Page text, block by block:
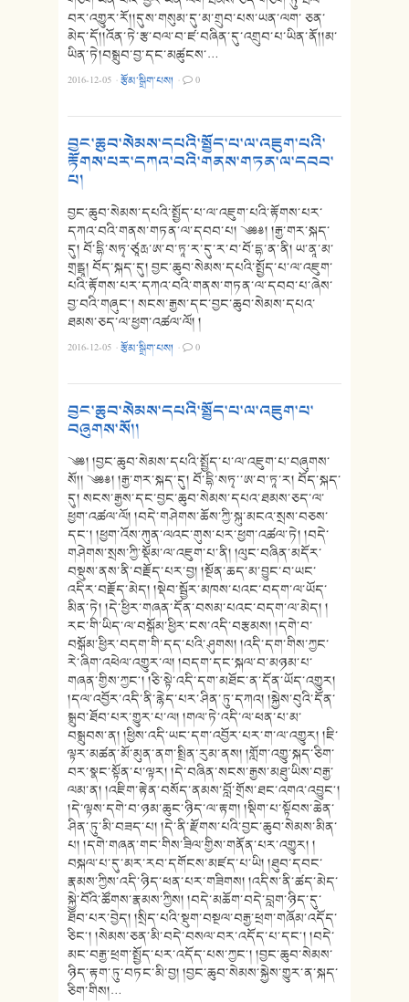
བར་འགྱུར་རོ།།དུས་གསུམ་དུ་མ་གྲུབ་པས་ཡན་ལག་ ཅན་
མེད་དོ།།འོན་ཏེ་རྩ་བལ་བ་ཛ་བཞིན་དུ་འགྲུབ་པ་ཡིན་ནོ།།མ་
ཡིན་ཏེ།བསྒྲུབ་བྱ་དང་མཚུངས་…
2016-12-05 ·རྩོམ་སྒྲིག་པས། · 0
བྱང་ཆུབ་སེམས་དཔའི་སྤྱོད་པ་ལ་འཇུག་པའི་
རྟོགས་པར་དཀའ་བའི་གནས་གཏན་ལ་དབབ་
པ།
བྱང་ཆུབ་སེམས་དཔའི་སྤྱོད་པ་ལ་འཇུག་པའི་རྟོགས་པར་
དཀའ་བའི་གནས་གཏན་ལ་དབབ་པ། ༄༅༅། །རྒྱ་གར་སྐད་
དུ། བོ་དྷི་སཏྭ་ཙཱརྻ་ཨ་བ་ཏཱ་ར་དུ་ར་བ་བོ་དྷ་ན་ནི། ཡ་ནཱ་མ་
གྲནྠཱ། བོད་སྐད་དུ། བྱང་ཆུབ་སེམས་དཔའི་སྤྱོད་པ་ལ་འཇུག་
པའི་རྟོགས་པར་དཀའ་བའི་གནས་གཏན་ལ་དབབ་པ་ཞེས་
བྱ་བའི་གཞུང༌། སངས་རྒྱས་དང་བྱང་ཆུབ་སེམས་དཔའ་
ཐམས་ཅད་ལ་ཕྱག་འཚལ་ལོ། །
2016-12-05 ·རྩོམ་སྒྲིག་པས། · 0
བྱང་ཆུབ་སེམས་དཔའི་སྤྱོད་པ་ལ་འཇུག་པ་
བཞུགས་སོ།།
༄༅། །བྱང་ཆུབ་སེམས་དཔའི་སྤྱོད་པ་ལ་འཇུག་པ་བཞུགས་
སོ།། ༄༅༅། །རྒྱ་གར་སྐད་དུ། བོ་དྷི་སཏྭ་་ཨ་བ་ཏཱ་ར། བོད་སྐད་
དུ། སངས་རྒྱས་དང་བྱང་ཆུབ་སེམས་དཔའ་ཐམས་ཅད་ལ་
ཕྱག་འཚལ་ལོ། །བདེ་གཤེགས་ཆོས་ཀྱི་སྐུ་མངའ་སྲས་བཅས་
དང༌། །ཕྱག་འོས་ཀུན་ལའང་གུས་པར་ཕྱག་འཚལ་ཏེ། །བདེ་
གཤེགས་སྲས་ཀྱི་སྡོམ་ལ་འཇུག་པ་ནི། །ལུང་བཞིན་མདོར་
བསྡུས་ནས་ནི་བརྗོད་པར་བྱ། །སྔོན་ཆད་མ་བྱུང་བ་ཡང་
འདིར་བརྗོད་མེད། །སྡེབ་སྦྱོར་མཁས་པའང་བདག་ལ་ཡོད་
མིན་ཏེ། །དེ་ཕྱིར་གཞན་དོན་བསམ་པའང་བདག་ལ་མེད། །
རང་གི་ཡིད་ལ་བསྒོམ་ཕྱིར་ངས་འདི་བརྩམས། །དགེ་བ་
བསྒོམ་ཕྱིར་བདག་གི་དད་པའི་ཤུགས། །འདི་དག་གིས་ཀྱང་
རེ་ཞིག་འཕེལ་འགྱུར་ལ། །བདག་དང་སྐལ་བ་མཉམ་པ་
གཞན་གྱིས་ཀྱང༌། །ཅི་སྟེ་འདི་དག་མཐོང་ན་དོན་ཡོད་འགྱུར།
།དལ་འབྱོར་འདི་ནི་རྙེད་པར་ཤིན་ཏུ་དཀའ། །སྐྱེས་བུའི་དོན་
སྒྲུབ་ཐོབ་པར་གྱུར་པ་ལ། །གལ་ཏེ་འདི་ལ་ཕན་པ་མ་
བསྒྲུབས་ན། །ཕྱིས་འདི་ཡང་དག་འབྱོར་པར་ག་ལ་འགྱུར། །ཇི་
ལྟར་མཚན་མོ་མུན་ནག་སྤྲིན་རུམ་ནས། །གློག་འགྱུ་སྐད་ཅིག་
བར་སྣང་སྟོན་པ་ལྟར། །དེ་བཞིན་སངས་རྒྱས་མཐུ་ཡིས་བརྒྱ་
ལམ་ན། །འཇིག་རྟེན་བསོད་ནམས་བློ་གྲོས་ཐང་འགའ་འབྱུང༌།
།དེ་ལྟས་དགེ་བ་ཉམ་ཆུང་ཉིད་ལ་རྟག། །སྡིག་པ་སྟོབས་ཆེན་
ཤིན་ཏུ་མི་བཟད་པ། །དེ་ནི་རྫོགས་པའི་བྱང་ཆུབ་སེམས་མིན་
པ། །དགེ་གཞན་གང་གིས་ཟིལ་གྱིས་གནོན་པར་འགྱུར། །
བསྐལ་པ་དུ་མར་རབ་དགོངས་མཛད་པ་ཡི། །ཐུབ་དབང་
རྣམས་ཀྱིས་འདི་ཉིད་ཕན་པར་གཟིགས། །འདིས་ནི་ཚད་མེད་
སྐྱེ་བོའི་ཚོགས་རྣམས་ཀྱིས། །བདེ་མཆོག་བདེ་བླག་ཉིད་དུ་
ཐོབ་པར་བྱེད། །སྲིད་པའི་སྡུག་བསྔལ་བརྒྱ་ཕྲག་གཞོམ་འདོད་
ཅིང༌། །སེམས་ཅན་མི་བདེ་བསལ་བར་འདོད་པ་དང༌། །བདེ་
མང་བརྒྱ་ཕྲག་སྤྱོད་པར་འདོད་པས་ཀྱང༌། །བྱང་ཆུབ་སེམས་
ཉིད་རྟག་ཏུ་བཏང་མི་བྱ། །བྱང་ཆུབ་སེམས་སྐྱེས་གྱུར་ན་སྐད་
ཅིག་གིས།…